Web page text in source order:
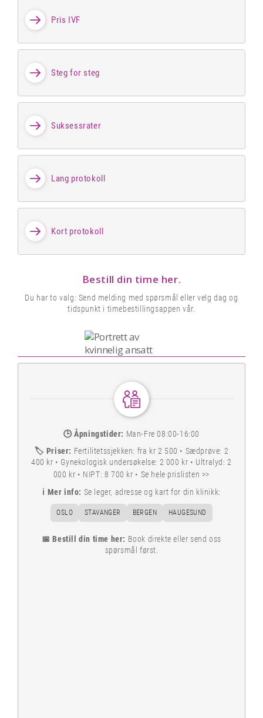
Pris IVF
Steg for steg
Suksessrater
Lang protokoll
Kort protokoll
Bestill din time her.
Du har to valg: Send melding med spørsmål eller velg dag og
tidspunkt i timebestillingsappen vår.
🕒 Åpningstider: Man-Fre 08:00-16:00
🏷️ Priser: Fertilitetssjekken: fra kr 2 500 • Sædprøve: 2
400 kr • Gynekologisk undersøkelse: 2 000 kr • Ultralyd: 2
000 kr • NIPT: 8 700 kr • Se hele prislisten >>
ℹ️ Mer info: Se leger, adresse og kart for din klinikk:
OSLO STAVANGER BERGEN HAUGESUND
📅 Bestill din time her: Book direkte eller send oss
spørsmål først.